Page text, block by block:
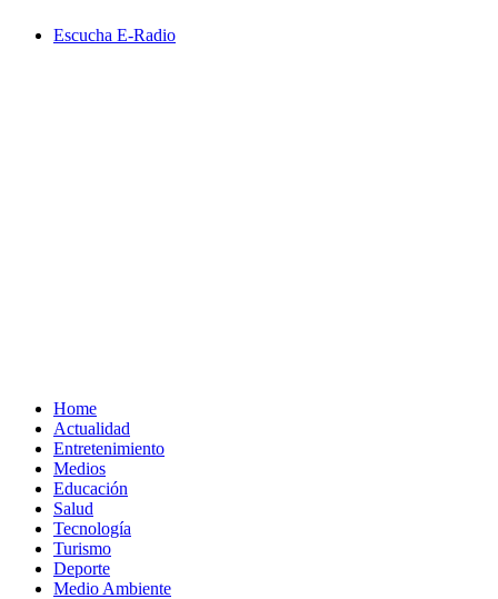
Escucha E-Radio
Home
Actualidad
Entretenimiento
Medios
Educación
Salud
Tecnología
Turismo
Deporte
Medio Ambiente